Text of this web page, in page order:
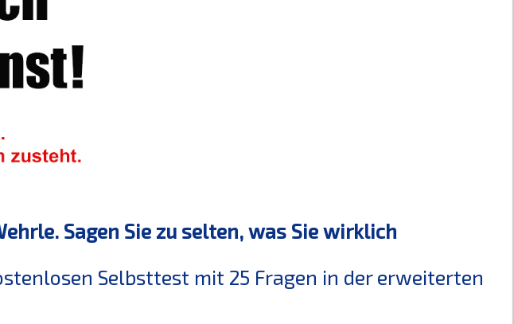
Sagen Sie zu selten, was Sie wirklich
Selbsttest mit 25 Fragen in der erweiterten